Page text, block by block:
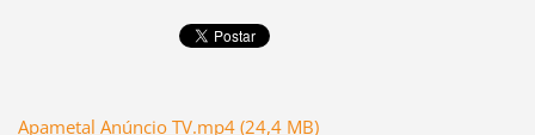
Apametal Anúncio TV.mp4 (24,4 MB)